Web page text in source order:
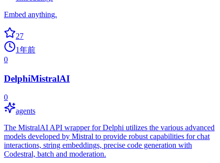
Embed anything.
27
1年前
0
DelphiMistralAI
0
agents
The MistralAI API wrapper for Delphi utilizes the various advanced
models developed by Mistral to provide robust capabilities for chat
interactions, string embeddings, precise code generation with
Codestral, batch and moderation.